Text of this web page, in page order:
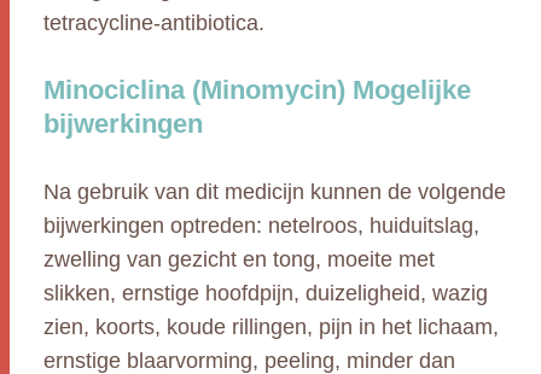
tetracycline-antibiotica.
Minociclina (Minomycin) Mogelijke
bijwerkingen
Na gebruik van dit medicijn kunnen de volgende
bijwerkingen optreden: netelroos, huiduitslag,
zwelling van gezicht en tong, moeite met
slikken, ernstige hoofdpijn, duizeligheid, wazig
zien, koorts, koude rillingen, pijn in het lichaam,
ernstige blaarvorming, peeling, minder dan